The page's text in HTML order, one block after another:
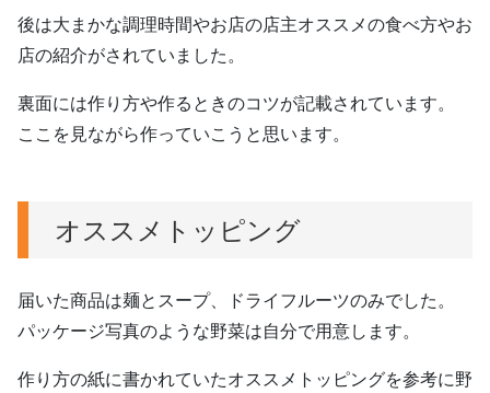
後は大まかな調理時間やお店の店主オススメの食べ方やお
店の紹介がされていました。
裏面には作り方や作るときのコツが記載されています。
ここを見ながら作っていこうと思います。
オススメトッピング
届いた商品は麺とスープ、ドライフルーツのみでした。
パッケージ写真のような野菜は自分で用意します。
作り方の紙に書かれていたオススメトッピングを参考に野